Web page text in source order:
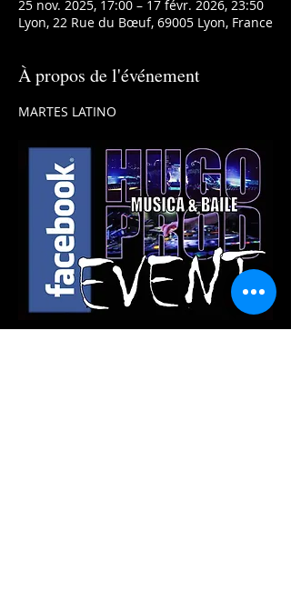
25 nov. 2025, 17:00 – 17 févr. 2026, 23:50
Lyon, 22 Rue du Bœuf, 69005 Lyon, France
À propos de l'événement
MARTES LATINO